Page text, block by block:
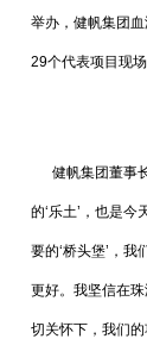
举办，健帆集团
29个代表项目现
健帆集团董事长
的‘乐土’，也是
要的‘桥头堡’，
更好。我坚信在
切关怀下，我们